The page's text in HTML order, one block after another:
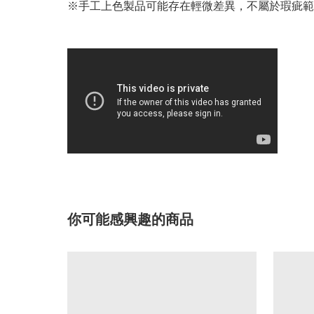
※手工上色製品可能存在輕微差異，不屬於瑕疵範
你可能感興趣的商品